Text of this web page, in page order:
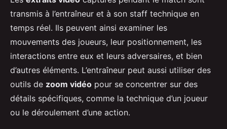
transmis à l’entraîneur et à son staff technique en
temps réel. Ils peuvent ainsi examiner les
mouvements des joueurs, leur positionnement, les
interactions entre eux et leurs adversaires, et bien
d’autres éléments. L’entraîneur peut aussi utiliser des
outils de zoom vidéo pour se concentrer sur des
détails spécifiques, comme la technique d’un joueur
ou le déroulement d’une action.